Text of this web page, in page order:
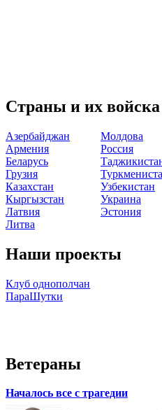
Страны и их войска
Азербайджан
Армения
Беларусь
Грузия
Казахстан
Кыргызстан
Латвия
Литва
Молдова
Россия
Узбекистан
Украина
Эстония
Наши проекты
Клуб однополчан
ПараШутки
Ветераны
Началось все с трагедии